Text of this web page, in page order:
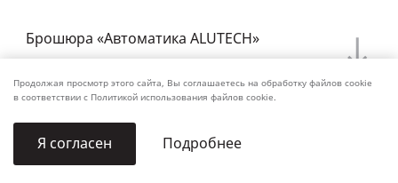
Брошюра «Автоматика ALUTECH»
Еще 1
Продолжая просмотр этого сайта, Вы соглашаетесь на обработку файлов cookie
в соответствии с Политикой использования файлов cookie.
Я согласен Подробнее